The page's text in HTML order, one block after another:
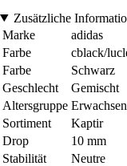
Zusätzliche
Marke
adidas
Farbe
cblack/
Farbe
Schwarz
Geschlecht
Gemischt
Altersgruppe
Sortiment
Kaptir
Drop
10 mm
Stabilität
Neutre